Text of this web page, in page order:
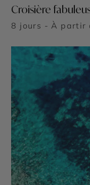
Croisière
8 jours - À partir